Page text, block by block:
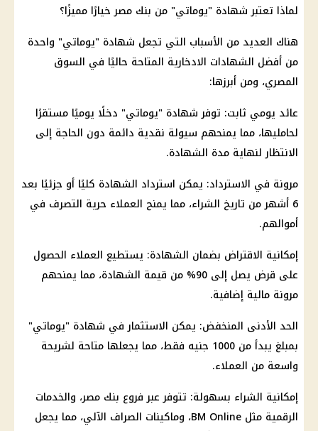
لماذا تعتبر شهادة "يوماتي" من بنك مصرخيارًا مميزًا؟
هناك العديد من الأسباب التي تجعل شهادة "يوماتي" واحدة
من أفضل الشهادات الادخارية المتاحة حاليًا في السوق
المصري، ومن أبرزها:
عائد يومي ثابت: توفر شهادة "يوماتي" دخلًا يوميًا مستقرًا
لحامليها، مما يمنحهم سيولة نقدية دائمة دون الحاجة إلى
الانتظار لنهاية مدة الشهادة.
مرونة في الاسترداد: يمكن استرداد الشهادة كليًا أو جزئيًا بعد
6 أشهر من تاريخ الشراء، مما يمنح العملاء حرية التصرف في
أموالهم.
إمكانية الاقتراض بضمان الشهادة: يستطيع العملاء الحصول
على قرض يصل إلى 90% من قيمة الشهادة، مما يمنحهم
مرونة مالية إضافية.
الحد الأدنى المنخفض: يمكن الاستثمارفي شهادة "يوماتي"
بمبلغ يبدأ من 1000 جنيه فقط، مما يجعلها متاحة لشريحة
واسعة من العملاء.
إمكانية الشراء بسهولة: تتوفر عبر فروع بنك مصر، والخدمات
الرقمية مثل BM Online، وماكينات
الصراف الآلي، مما يجعل